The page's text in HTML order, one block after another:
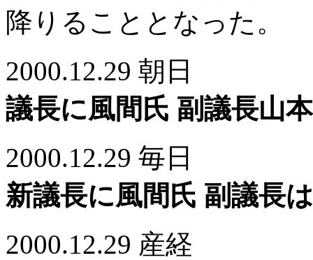
降りることとなった。
2000.12.29 朝日
議長に風間氏 副議長山
2000.12.29 毎日
新議長に風間氏 副議長
2000.12.29 産経